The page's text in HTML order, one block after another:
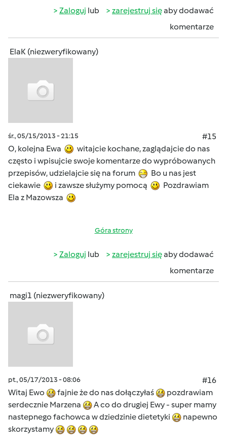
Zaloguj lub zarejestruj sięaby dodawać
komentarze
ElaK (niezweryfikowany)
śr., 05/15/2013 - 21:15
#15
O, kolejna Ewa
witajcie kochane, zaglądajcie do nas
często i wpisujcie swoje komentarze do wypróbowanych
przepisów, udzielajcie się na forum
Bo u nas jest
ciekawie
i zawsze służymy pomocą
Pozdrawiam
Ela z Mazowsza
Góra strony
Zaloguj lub zarejestruj sięaby dodawać
komentarze
magi1 (niezweryfikowany)
pt., 05/17/2013 - 08:06
#16
Witaj Ewo
fajnie że do nas dołączyłaś
pozdrawiam
serdecznie Marzena
A co do drugiej Ewy - super mamy
nastepnego fachowca w dziedzinie dietetyki
napewno
skorzystamy